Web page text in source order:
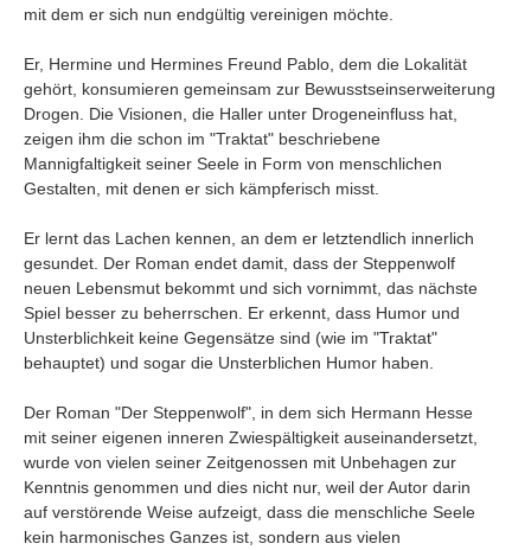
mit dem er sich nun endgültig vereinigen möchte.
Er, Hermine und Hermines Freund Pablo, dem die Lokalität
gehört, konsumieren gemeinsam zur Bewusstseinserweiterung
Drogen. Die Visionen, die Haller unter Drogeneinfluss hat,
zeigen ihm die schon im "Traktat" beschriebene
Mannigfaltigkeit seiner Seele in Form von menschlichen
Gestalten, mit denen er sich kämpferisch misst.
Er lernt das Lachen kennen, an dem er letztendlich innerlich
gesundet. Der Roman endet damit, dass der Steppenwolf
neuen Lebensmut bekommt und sich vornimmt, das nächste
Spiel besser zu beherrschen. Er erkennt, dass Humor und
Unsterblichkeit keine Gegensätze sind (wie im "Traktat"
behauptet) und sogar die Unsterblichen Humor haben.
Der Roman "Der Steppenwolf", in dem sich Hermann Hesse
mit seiner eigenen inneren Zwiespältigkeit auseinandersetzt,
wurde von vielen seiner Zeitgenossen mit Unbehagen zur
Kenntnis genommen und dies nicht nur, weil der Autor darin
auf verstörende Weise aufzeigt, dass die menschliche Seele
kein harmonisches Ganzes ist, sondern aus vielen